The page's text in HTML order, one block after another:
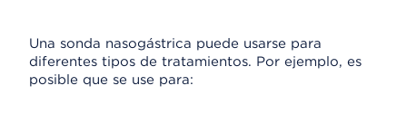
Una sonda nasogástrica puede usarse para
diferentes tipos de tratamientos. Por ejemplo, es
posible que se use para: